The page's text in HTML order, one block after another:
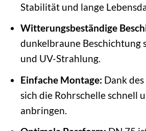
Stabilität und lange
Witterungsbeständige
dunkelbraune Beschichtung
und UV-Strahlung.
Einfache Montage: Dank
sich die Rohrschelle schnell
anbringen.